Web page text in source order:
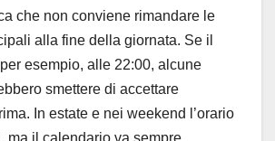
che non conviene rimandare le
alla fine della giornata. Se il
esempio, alle 22:00, alcune
smettere di accettare
In estate e nei weekend l’orario
ma il calendario va sempre